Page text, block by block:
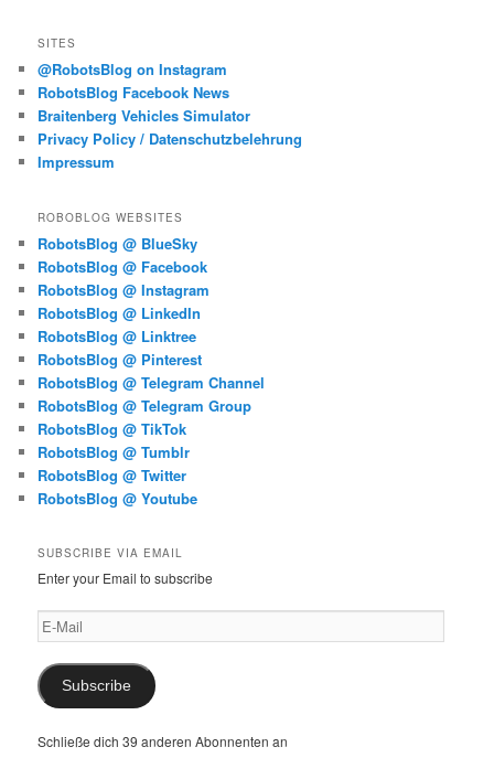
SITES
@RobotsBlog on Instagram
RobotsBlog Facebook News
Braitenberg Vehicles Simulator
Privacy Policy / Datenschutzbelehrung
Impressum
ROBOBLOG WEBSITES
RobotsBlog @ BlueSky
RobotsBlog @ Facebook
RobotsBlog @ Instagram
RobotsBlog @ LinkedIn
RobotsBlog @ Linktree
RobotsBlog @ Pinterest
RobotsBlog @ Telegram Channel
RobotsBlog @ Telegram Group
RobotsBlog @ TikTok
RobotsBlog @ Tumblr
RobotsBlog @ Twitter
RobotsBlog @ Youtube
SUBSCRIBE VIA EMAIL
Enter your Email to subscribe
E-
Mail
Subscribe
Schließe dich 39 anderen Abonnenten an